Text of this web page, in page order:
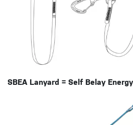
SBEA Lanyard = Self Belay